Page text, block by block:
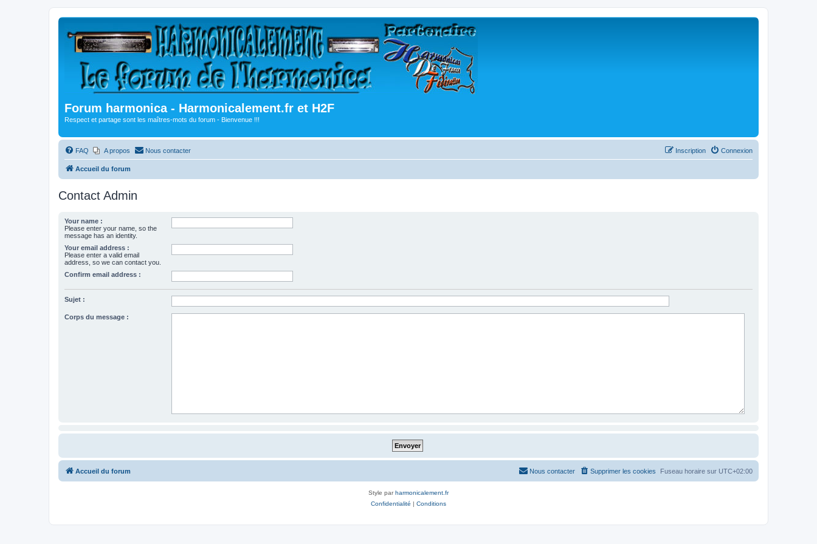
Forum harmonica - Harmonicalement.fr et H2F
Respect et partage sont les maîtres-mots du forum - Bienvenue !!!
FAQ A propos Nous contacter Connexion
Inscription
Accueil du forum
Contact Admin
Your name :
Please enter your name, so the
message has an identity.
Your email address :
Please enter a valid email
address, so we can contact you.
Confirm email address :
Sujet :
Corps du message :
Accueil du forum Fuseau horaire sur UTC+02:00
Supprimer les cookies
Nous contacter
Style parharmonicalement.fr
Confidentialité | Conditions